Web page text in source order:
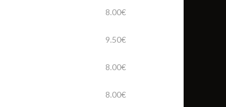
8.00€
9.50€
8.00€
8.00€